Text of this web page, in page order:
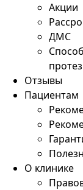
Акции
ДМС
Отзывы
Пациентам
О клинике